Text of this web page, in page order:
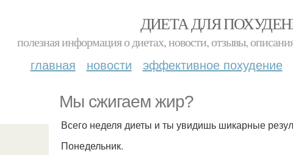
ДИЕТА ДЛЯ
полезная информация о диетах, новости, отзывы,
главная новости эффективное похудение
Мы сжигаем жир?
Всего неделя диеты и ты увидишь шикарные
Понедельник.